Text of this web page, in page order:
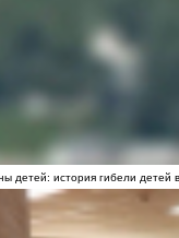
детей: история гибели детей